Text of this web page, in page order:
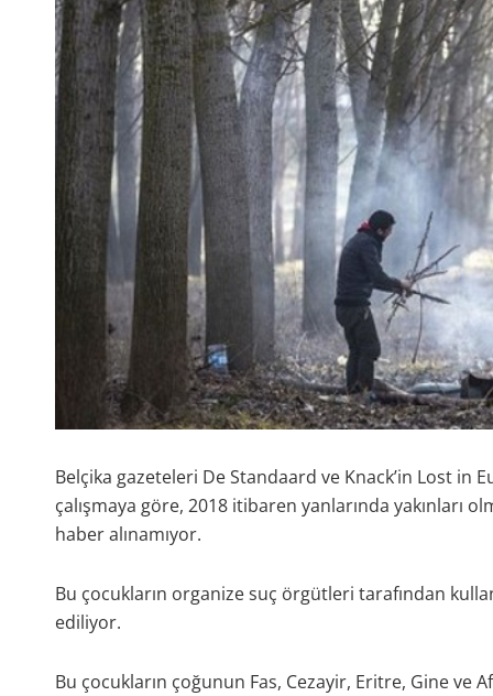
Belçika gazeteleri De Standaard ve Knack’in Lost in
çalışmaya göre, 2018 itibaren yanlarında yakınları
haber alınamıyor.
Bu çocukların organize suç örgütleri tarafından
ediliyor.
Bu çocukların çoğunun Fas, Cezayir, Eritre, Gine ve